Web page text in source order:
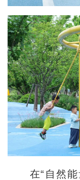
在“自然能量